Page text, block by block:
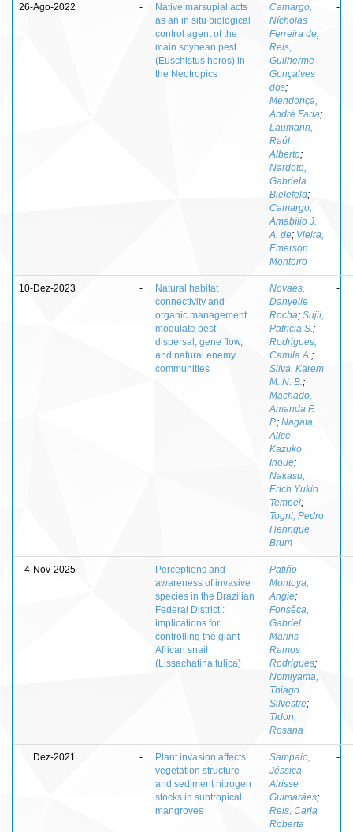
26-Ago-2022 -
Native marsupial acts
as an in situ biological
control agent of the
main soybean pest
(Euschistus heros) in
the Neotropics
Camargo,
Nícholas
Ferreira de;
Reis,
Guilherme
Gonçalves
dos;
Mendonça,
André Faria;
Laumann,
Raúl
Alberto;
Nardoto,
Gabriela
Bielefeld;
Camargo,
Amabílio J.
A. de; Vieira,
Emerson
Monteiro
-
10-Dez-2023 -
Natural habitat
connectivity and
organic management
modulate pest
dispersal, gene flow,
and natural enemy
communities
Novaes,
Danyelle
Rocha; Sujii,
Patricia S. ;
Rodrigues,
Camila A. ;
Silva, Karem
M. N. B. ;
Machado,
Amanda F.
P.; Nagata,
Alice
Kazuko
Inoue;
Nakasu,
Erich Yukio
Tempel;
Togni, Pedro
Henrique
Brum
-
4-Nov-2025 -
Perceptions and
awareness of invasive
species in the Brazilian
Federal District :
implications for
controlling the giant
African snail
(Lissachatina fulica)
Patiño
Montoya,
Angie;
Fonsêca,
Gabriel
Marins
Ramos
Rodrigues;
Nomiyama,
Thiago
Silvestre;
Tidon,
Rosana
-
Dez-2021 -
Plant invasion affects
vegetation structure
and sediment nitrogen
stocks in subtropical
mangroves
Sampaio,
Jéssica
Airisse
Guimarães;
Reis, Carla
Roberta
-